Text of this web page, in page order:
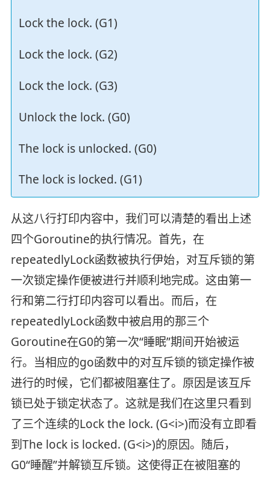
Lock the lock. (G1)
Lock the lock. (G2)
Lock the lock. (G3)
Unlock the lock. (G0)
The lock is unlocked. (G0)
The lock is locked. (G1)
从这八行打印内容中，我们可以清楚的看出上述
四个Goroutine的执行情况。首先，在
repeatedlyLock函数被执行伊始，对互斥锁的第
一次锁定操作便被进行并顺利地完成。这由第一
行和第二行打印内容可以看出。而后，在
repeatedlyLock函数中被启用的那三个
Goroutine在G0的第一次“睡眠”期间开始被运
行。当相应的go函数中的对互斥锁的锁定操作被
进行的时候，它们都被阻塞住了。原因是该互斥
锁已处于锁定状态了。这就是我们在这里只看到
了三个连续的Lock the lock. (G<i>)而没有立即看
到The lock is locked. (G<i>)的原因。随后，
G0“睡醒”并解锁互斥锁。这使得正在被阻塞的